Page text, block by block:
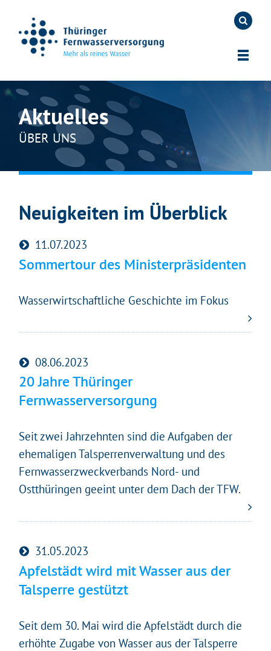
Aktuelles
ÜBER UNS
Neuigkeiten im Überblick
11.07.2023
Sommertour des Ministerpräsidenten
Wasserwirtschaftliche Geschichte im Fokus
08.06.2023
20 Jahre Thüringer
Fernwasserversorgung
Seit zwei Jahrzehnten sind die Aufgaben der
ehemaligen Talsperrenverwaltung und des
Fernwasserzweckverbands Nord- und
Ostthüringen geeint unter dem Dach der TFW.
31.05.2023
Apfelstädt wird mit Wasser aus der
Talsperre gestützt
Seit dem 30. Mai wird die Apfelstädt durch die
erhöhte Zugabe von Wasser aus der Talsperre